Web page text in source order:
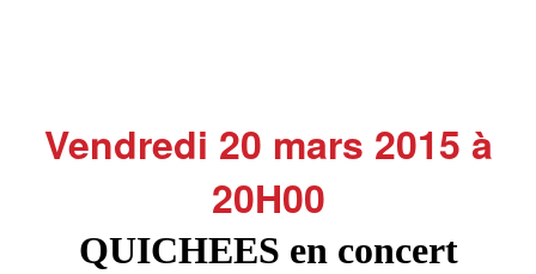
Vendredi 20 mars 2015 à
20H00
QUICHEES en concert